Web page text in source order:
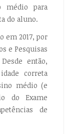
médio para
do aluno.
em 2017, por
e Pesquisas
então,
correta
médio (e
do Exame
de